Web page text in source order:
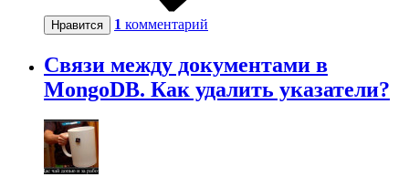
Нравится 1 комментарий
Связи между документами в
MongoDB. Как удалить указатели?